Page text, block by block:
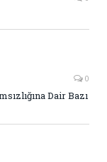
0
Dair Bazı